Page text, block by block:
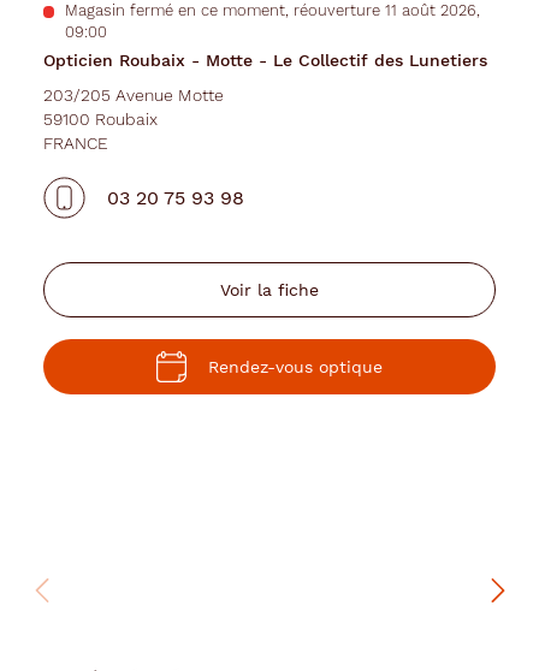
Roubaix
Motte
Collectif
des
Lunetiers
Opticien Roubaix - Motte - Le Collectif des Lunetiers
Magasin fermé en ce moment, réouverture 11 août 2026,
09:00
203/205 Avenue Motte
59100 Roubaix
FRANCE
03 20 75 93 98
Voir la fiche
Rendez-vous optique